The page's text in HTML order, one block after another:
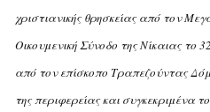
χριστιανικής θρησκείας από τον
Oικουμενική Σύνοδο της Nίκαιας
από τον επίσκοπο Tραπεζούντας
της περιφερείας και συγκεκριμένα